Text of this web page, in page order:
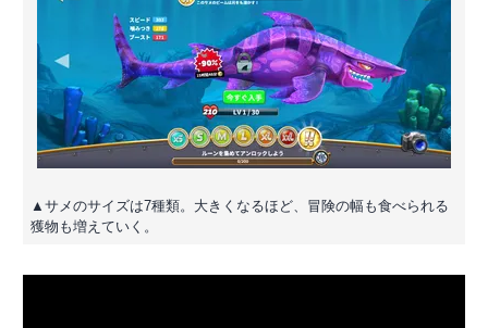
▲サメのサイズは7種類。大きくなるほど、冒険の幅も食べられる
獲物も増えていく。